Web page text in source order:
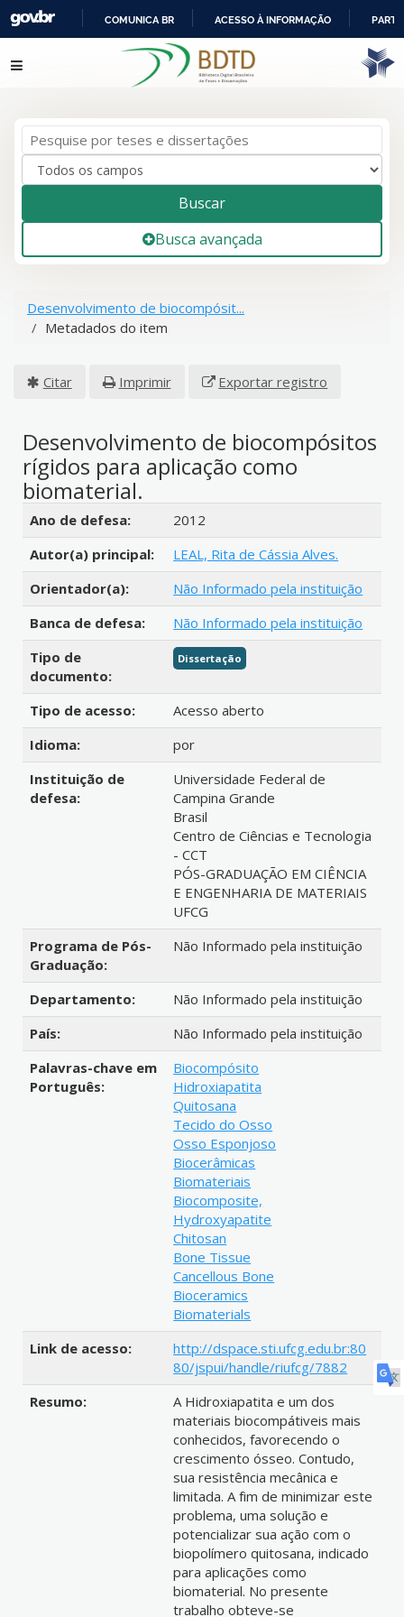
IR
PARA
COMUNICA BR ACESSO À INFORMAÇÃO
Pular para o conteúdo
Buscar
Busca avançada
Desenvolvimento de biocompósit...
Metadados do item
Citar Imprimir Exportar registro
Desenvolvimento de biocompósitos
rígidos para aplicação como
biomaterial.
Detalhes bibliográficos
Ano de defesa:
2012
Autor(a) principal:
LEAL, Rita de Cássia Alves.
Orientador(a):
Não Informado pela instituição
Banca de defesa:
Não Informado pela instituição
Tipo de
documento:
Dissertação
Tipo de acesso:
Acesso aberto
Idioma:
por
Instituição de
defesa:
Universidade Federal de
Campina Grande
Brasil
Centro de Ciências e Tecnologia
- CCT
PÓS-GRADUAÇÃO EM CIÊNCIA
E ENGENHARIA DE MATERIAIS
UFCG
Programa de Pós-
Graduação:
Não Informado pela instituição
Departamento:
Não Informado pela instituição
País:
Não Informado pela instituição
Palavras-chave em
Português:
Biocompósito
Hidroxiapatita
Quitosana
Tecido do Osso
Osso Esponjoso
Biocerâmicas
Biomateriais
Biocomposite,
Hydroxyapatite
Chitosan
Bone Tissue
Cancellous Bone
Bioceramics
Biomaterials
Link de acesso:
http://dspace.sti.ufcg.edu.br:80
80/jspui/handle/riufcg/7882
Resumo:
A Hidroxiapatita e um dos
materiais biocompátiveis mais
conhecidos, favorecendo o
crescimento ósseo. Contudo,
sua resistência mecânica e
limitada. A fim de minimizar este
problema, uma solução e
potencializar sua ação com o
biopolímero quitosana, indicado
para aplicações como
biomaterial. No presente
trabalho obteve-se